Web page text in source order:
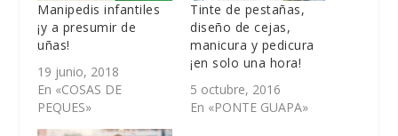
Manipedis infantiles
¡y a presumir de
uñas!
19 junio, 2018
En «COSAS DE
PEQUES»
Tinte de pestañas,
diseño de cejas,
manicura y pedicura
¡en solo una hora!
5 octubre, 2016
En «PONTE GUAPA»